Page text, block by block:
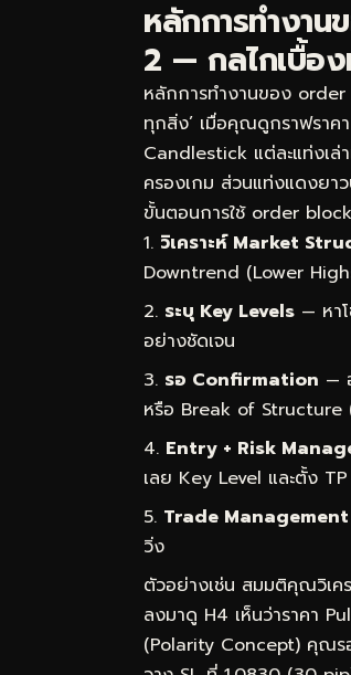
หลักการทำงา
2 — กลไกเบื้อ
หลักการทำงานของ
ทุกสิ่ง’ เมื่อคุณดูกราฟราค
Candlestick แต่ละแท่งเล่
ครองเกม ส่วนแท่งแดงยา
ขั้นตอนการใช้ order
วิเคราะห์ Market
Downtrend (Lower
ระบุ Key Levels — หา
อย่างชัดเจน
รอ Confirmation —
หรือ Break of Structure
Entry + Risk
เลย Key Level และตั้ง
Trade Management
วิ่ง
ตัวอย่างเช่น สมมติคุณวิเค
ลงมาดู H4 เห็นว่าราคา
(Polarity Concept) คุณร